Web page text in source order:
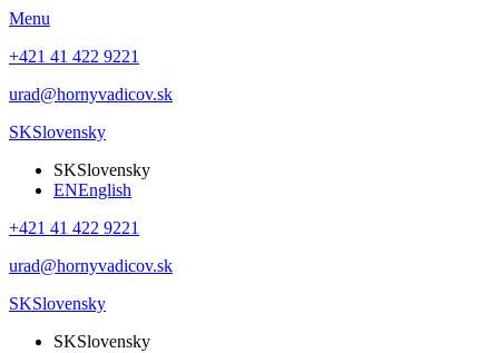
Menu
+421 41 422 9221
urad@hornyvadicov.sk
SKSlovensky
SKSlovensky
ENEnglish
+421 41 422 9221
urad@hornyvadicov.sk
SKSlovensky
SKSlovensky